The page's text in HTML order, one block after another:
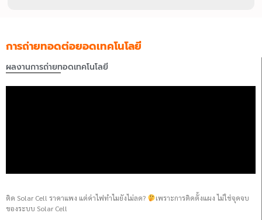
การถ่ายทอดต่อยอดเทคโนโลยี
ผลงานการถ่ายทอดเทคโนโลยี
ติด Solar Cell ราคาแพง แต่ค่าไฟทำไมยังไม่ลด?
เพราะการติดตั้งแผง ไม่ใช่จุดจบ
ของระบบ Solar Cell